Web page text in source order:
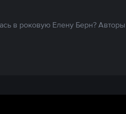
в роковую Елену Берн?